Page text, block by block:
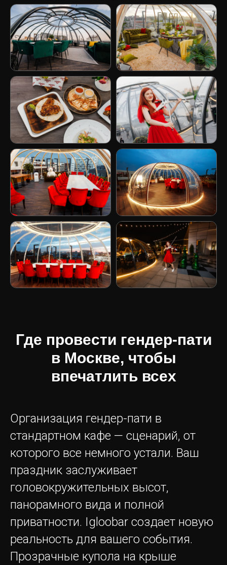
Где провести гендер-пати
в Москве, чтобы
впечатлить всех
Организация гендер-пати в
стандартном кафе — сценарий, от
которого все немного устали. Ваш
праздник заслуживает
головокружительных высот,
панорамного вида и полной
приватности. Igloobar создает новую
реальность для вашего события.
Прозрачные купола на крыше